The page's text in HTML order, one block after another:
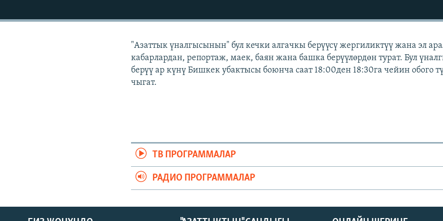
АЗАТТЫК+
"Азаттык үналгысынын" бул кечки алгачкы берүүсү жергиликтүү жана эл
кабарлардан, репортаж, маек, баян жана башка берүүлөрдөн турат. Бул
берүү ар күнү Бишкек убактысы боюнча саат 18:00ден 18:30га чейин обого
чыгат.
ТВ ПРОГРАММАЛАР
РАДИО ПРОГРАММАЛАР